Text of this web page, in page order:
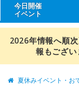
今日開催
イベント
2026年情報へ順
報もござい
夏休みイベント・お